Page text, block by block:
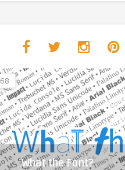
68
What the Font?